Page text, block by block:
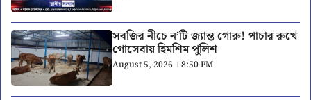
সবজির নীচে ন’টি জ্যান্ত গোরু! পাচার রুখে
গোসেবায় হিমশিম পুলিশ
August 5, 2026 । 8:50 PM